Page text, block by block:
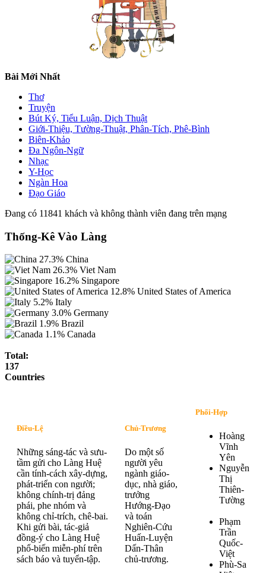
Bài Mới Nhất
Thơ
Truyện
Bút Ký, Tiểu Luận, Dịch Thuật
Giới-Thiệu, Tường-Thuật, Phân-Tích, Phê-Bình
Biên-Khảo
Đa Ngôn-Ngữ
Nhạc
Y-Học
Ngàn Hoa
Đạo Giáo
Đang có 11841 khách và không thành viên đang trên mạng
Thống-Kê Vào Làng
27.3% China
26.3% Viet Nam
16.2% Singapore
12.8% United States of America
5.2% Italy
3.0% Germany
1.9% Brazil
1.1% Canada
Total:
137
Countries
Điều-Lệ
Những sáng-tác và sưu-
tầm gửi cho Làng Huệ
cần tính-cách xây-dựng,
phát-triển con người;
không chính-trị đảng
phái, phe nhóm và
không chỉ-trích, chê-bai.
Khi gửi bài, tác-giả
đồng-ý cho Làng Huệ
phổ-biến miễn-phí trên
sách báo và tuyển-tập.
Chủ-Trương
Do một số
người yêu
ngành giáo-
dục, nhà giáo,
trưởng
Hướng-Đạo
và toán
Nghiên-Cứu
Huấn-Luyện
Dấn-Thân
chủ-trương.
Phối-Hợp
Hoàng
Vĩnh
Yên
Nguyễn
Thị
Thiên-
Tường
Phạm
Trần
Quốc-
Việt
Phù-Sa